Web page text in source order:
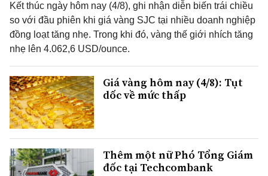
Kết thúc ngày hôm nay (4/8), ghi nhận diễn biến trái chiều
so với đầu phiên khi giá vàng SJC tại nhiều doanh nghiệp
đồng loạt tăng nhẹ. Trong khi đó, vàng thế giới nhích tăng
nhẹ lên 4.062,6 USD/ounce.
Giá vàng hôm nay (4/8): Tụt
dốc về mức thấp
Thêm một nữ Phó Tổng Giám
đốc tại Techcombank